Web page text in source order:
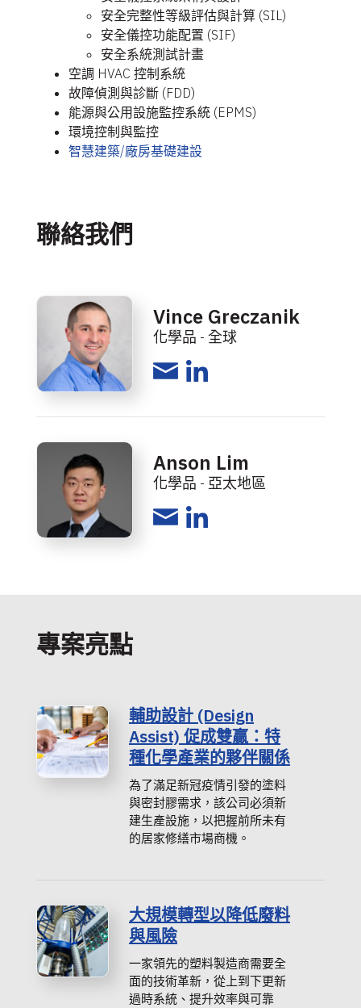
安全完整性等級評估與計算 (SIL)
安全儀控功能配置 (SIF)
安全系統測試計畫
空調 HVAC 控制系統
故障偵測與診斷 (FDD)
能源與公用設施監控系統 (EPMS)
環境控制與監控
智慧建築/廠房基礎建設
聯絡我們
Vince Greczanik
化學品 - 全球
Anson Lim
化學品 - 亞太地區
專案亮點
輔助設計 (Design
Assist) 促成雙贏：特
種化學產業的夥伴關係
為了滿足新冠疫情引發的塗料
與密封膠需求，該公司必須新
建生產設施，以把握前所未有
的居家修繕市場商機。
大規模轉型以降低廢料
與風險
一家領先的塑料製造商需要全
面的技術革新，從上到下更新
過時系統、提升效率與可靠